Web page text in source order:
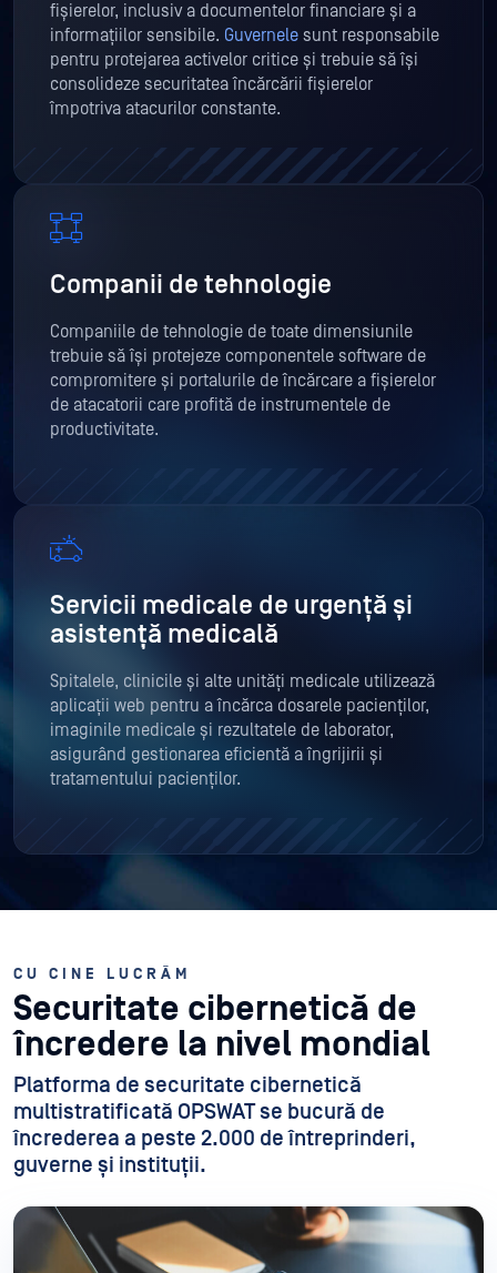
fișierelor, inclusiv a documentelor financiare și a
informațiilor sensibile. Guvernele sunt responsabile
pentru protejarea activelor critice și trebuie să își
consolideze securitatea încărcării fișierelor
împotriva atacurilor constante.
Companii de tehnologie
Companiile de tehnologie de toate dimensiunile
trebuie să își protejeze componentele software de
compromitere și portalurile de încărcare a fișierelor
de atacatorii care profită de instrumentele de
productivitate.
Servicii medicale de urgență și
asistență medicală
Spitalele, clinicile și alte unități medicale utilizează
aplicații web pentru a încărca dosarele pacienților,
imaginile medicale și rezultatele de laborator,
asigurând gestionarea eficientă a îngrijirii și
tratamentului pacienților.
CU CINE LUCRĂM
Securitate cibernetică de
încredere la nivel mondial
Platforma de securitate cibernetică
multistratificată OPSWAT se bucură de
încrederea a peste 2.000 de întreprinderi,
guverne și instituții.